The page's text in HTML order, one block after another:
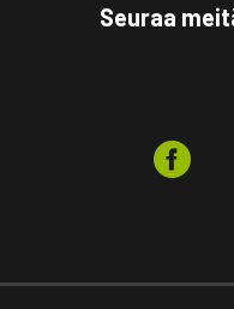
Seuraa